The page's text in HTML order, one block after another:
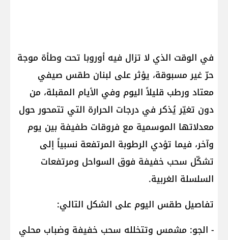
في الوقت الذي لا تزال فيه أوروبا تحت وطأة موجة
حرّ غير مسبوقة، يؤثر على لبنان طقس صيفي
معتاد ورطب قليلاً اليوم وفي الأيام المقبلة، من
دون تغيّر يُذكر في درجات الحرارة التي تتمحور حول
معدلاتها الموسمية مع فروقات طفيفة بين يوم
وآخر، فيما تؤدي الرطوبة المرتفعة نسبياً إلى
تشكّل سحب خفيفة فوق السواحل ومرتفعات
السلسلة الغربية.
تفاصيل طقس اليوم على الشكل التالي:
- الجو: مشمس وتتخلله سحب خفيفة وضباب محلي